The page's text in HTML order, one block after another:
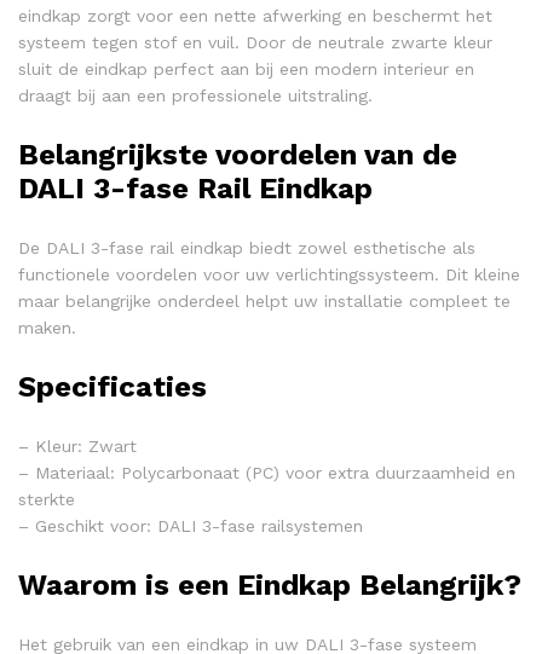
eindkap zorgt voor een nette afwerking en beschermt het
systeem tegen stof en vuil. Door de neutrale zwarte kleur
sluit de eindkap perfect aan bij een modern interieur en
draagt bij aan een professionele uitstraling.
Belangrijkste voordelen van de
DALI 3-fase Rail Eindkap
De DALI 3-fase rail eindkap biedt zowel esthetische als
functionele voordelen voor uw verlichtingssysteem. Dit kleine
maar belangrijke onderdeel helpt uw installatie compleet te
maken.
Specificaties
– Kleur: Zwart
– Materiaal: Polycarbonaat (PC) voor extra duurzaamheid en
sterkte
– Geschikt voor: DALI 3-fase railsystemen
Waarom is een Eindkap Belangrijk?
Het gebruik van een eindkap in uw DALI 3-fase systeem